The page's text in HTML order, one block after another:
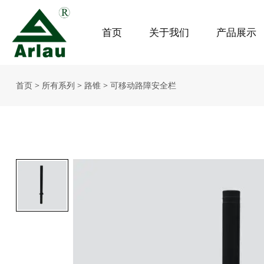
首页 关于我们 产品展示
首页> 所有系列 > 路锥> 可移动路障安全栏